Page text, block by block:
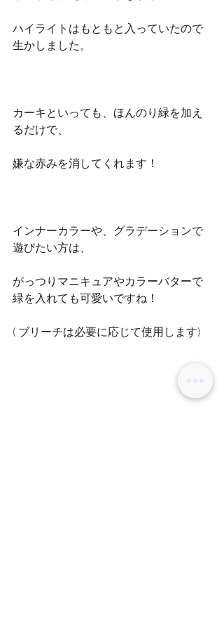
ハイライトはもともと入っていたので
生かしました。
カーキといっても、ほんのり緑を加え
るだけで、
嫌な赤みを消してくれます！
インナーカラーや、グラデーションで
遊びたい方は、
がっつりマニキュアやカラーバターで
緑を入れても可愛いですね！
( ブリーチは必要に応じて使用します)